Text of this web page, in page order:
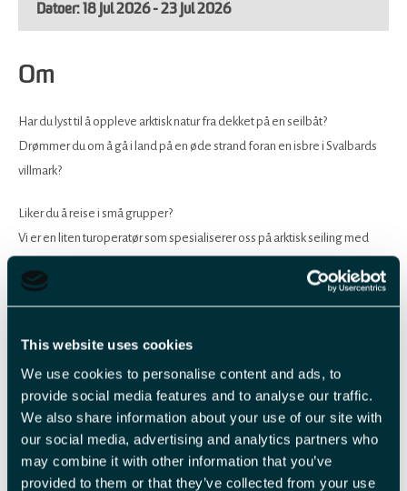
This website uses cookies
We use cookies to personalise content and ads, to
provide social media features and to analyse our traffic.
We also share information about your use of our site with
our social media, advertising and analytics partners who
may combine it with other information that you’ve
provided to them or that they’ve collected from your use
18 Jul 2026 - 23 Jul 2026
Om
Har du lyst til å oppleve arktisk natur fra dekket på en seilbåt?
Drømmer du om å gå i land på en øde strand foran en isbre i Svalbards
villmark?
Liker du å reise i små grupper?
Vi er en liten turoperatør som spesialiserer oss på arktisk seiling med
Seilbåten vår heter Aurora, og er en koselig skute med plass til 4-5
passasjerer.
Vi møtes på kaia i Longyearbyen klokka 09.00 for en kort introduksjon
og sikkerhetsbrief.
Deretter seiler vi til dagens destinasjon i Isfjorden og setter anker.
I 12-13-tiden spiser vi lunsj om bord i båten, før vi bruker jolla til å komme
oss i land. Der går vi oss en guidet tur på 2-3 timer - tilpasset nivået til